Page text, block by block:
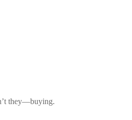
they—buying.